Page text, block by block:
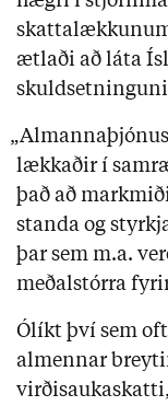
ætlaði að láta
lækkaðir í
það að
standa og
þar sem m.a.
meðalstórra
Ólíkt því sem
almennar